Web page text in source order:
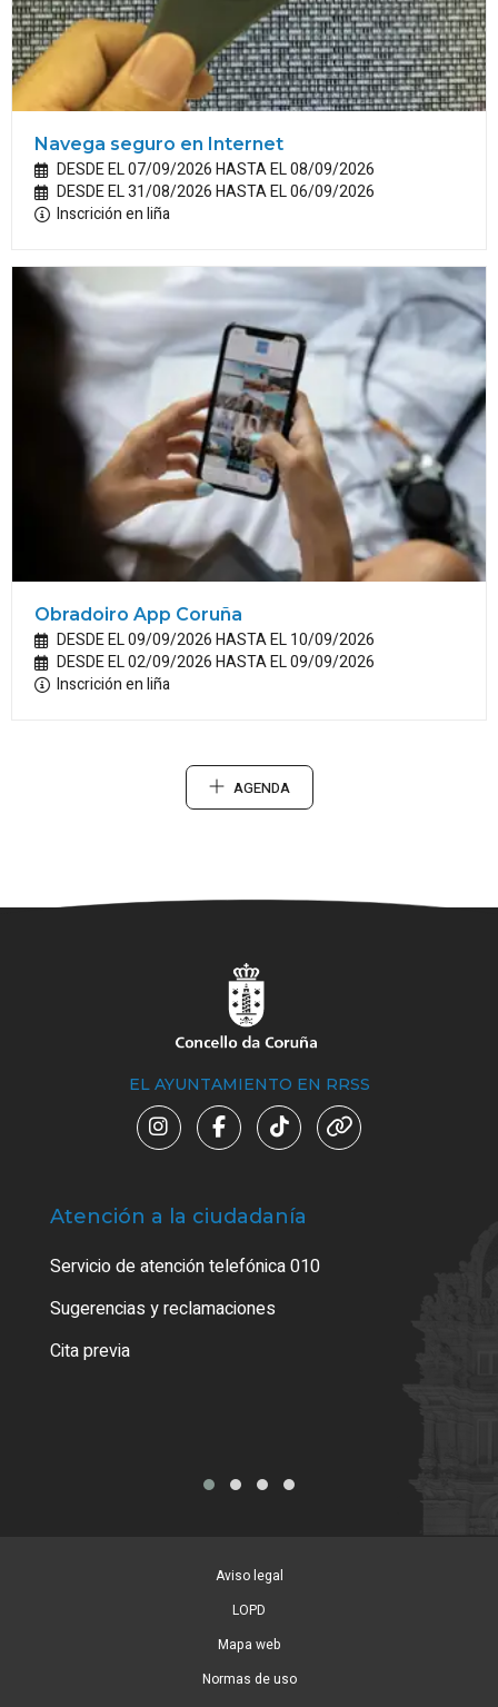
Navega seguro en Internet
DESDE EL 07/09/2026 HASTA EL 08/09/2026
DESDE EL 31/08/2026 HASTA EL 06/09/2026
Inscrición en liña
Obradoiro App Coruña
DESDE EL 09/09/2026 HASTA EL 10/09/2026
DESDE EL 02/09/2026 HASTA EL 09/09/2026
Inscrición en liña
AGENDA
EL AYUNTAMIENTO EN RRSS
Atención a la ciudadanía
Servicio de atención telefónica 010
Sugerencias y reclamaciones
Cita previa
Aviso legal
LOPD
Mapa web
Normas de uso